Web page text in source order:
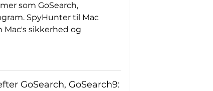
som GoSearch,
SpyHunter til Mac
sikkerhed og
GoSearch, GoSearch9: